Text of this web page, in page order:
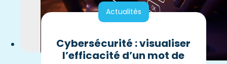
Actualités
Cybersécurité : visualiser
l’efficacité d’un mot de